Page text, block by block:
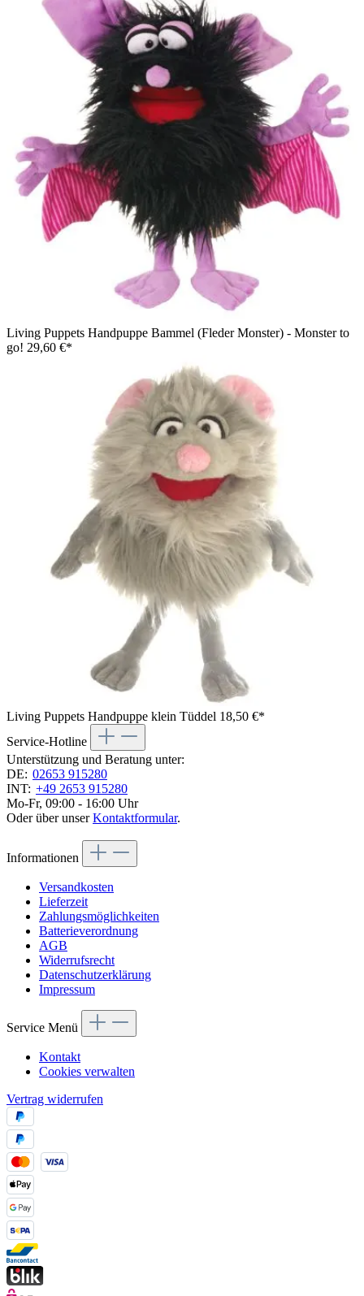
Living Puppets Handpuppe Bammel (Fleder Monster) - Monster to
go! 29,60 €*
Living Puppets Handpuppe klein Tüddel 18,50 €*
Service-Hotline
Unterstützung und Beratung unter:
DE: 02653 915280
INT: +49 2653 915280
Mo-Fr, 09:00 - 16:00 Uhr
Oder über unserKontaktformular.
Informationen
Versandkosten
Lieferzeit
Zahlungsmöglichkeiten
Batterieverordnung
AGB
Widerrufsrecht
Datenschutzerklärung
Impressum
Service Menü
Kontakt
Cookies verwalten
Vertrag widerrufen